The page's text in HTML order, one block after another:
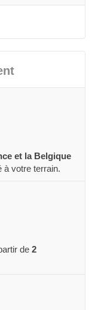
et la Belgique
à votre terrain.
de 2